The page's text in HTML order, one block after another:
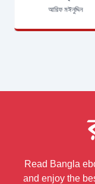
আরিফ মঈনুদ্দিন
Read Bangla
and enjoy the